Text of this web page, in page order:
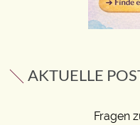
AKTUELLE
Fragen